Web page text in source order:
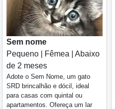
Sem nome
Pequeno | Fêmea | Abaixo
de 2 meses
Adote o Sem Nome, um gato
SRD brincalhão e dócil, ideal
para casas com quintal ou
apartamentos. Ofereça um lar